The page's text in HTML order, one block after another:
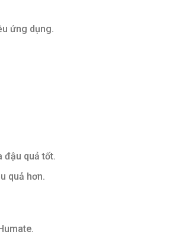
ứng dụng.
đậu quả tốt.
quả hơn.